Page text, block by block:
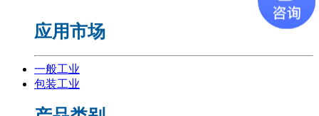
应用市场
一般工业
包装工业